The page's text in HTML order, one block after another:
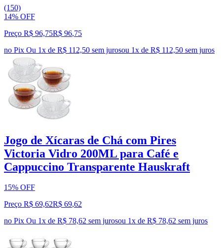
(150)
14% OFF
Preço R$ 96,75R$ 96,75
no Pix Ou 1x de R$ 112,50 sem jurosou 1x de R$ 112,50 sem juros
Jogo de Xícaras de Chá com Pires
Victoria Vidro 200ML para Café e
Cappuccino Transparente Hauskraft
15% OFF
Preço R$ 69,62R$ 69,62
no Pix Ou 1x de R$ 78,62 sem jurosou 1x de R$ 78,62 sem juros